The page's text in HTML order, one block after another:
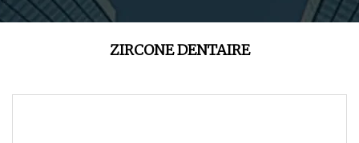
ZIRCONE DENTAIRE